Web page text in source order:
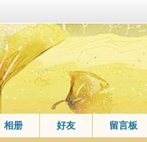
相册 好友 留言板